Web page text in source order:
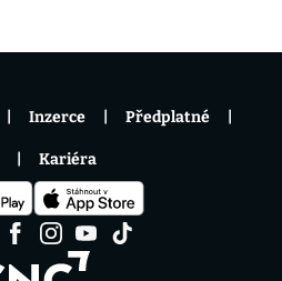
Inzerce Předplatné
Kariéra